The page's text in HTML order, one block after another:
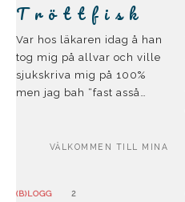
T r ö t t f i s k
Var hos läkaren idag å han
tog mig på allvar och ville
sjukskriva mig på 100%
men jag bah “fast asså…
(B)LOGG 2
VÄLKOMMEN TILL MINA